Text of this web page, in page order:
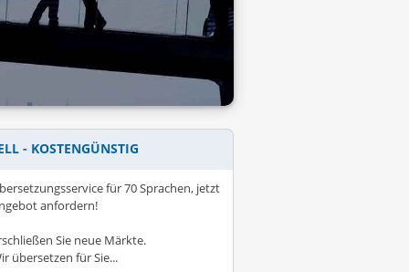
- KOSTENGÜNSTIG
für 70 Sprachen, jetzt
anfordern!
Sie neue Märkte.
übersetzen für Sie...